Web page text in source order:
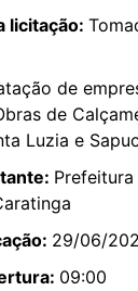
licitação:
de
de
Luzia e
Prefeitura
29/06/
09:00